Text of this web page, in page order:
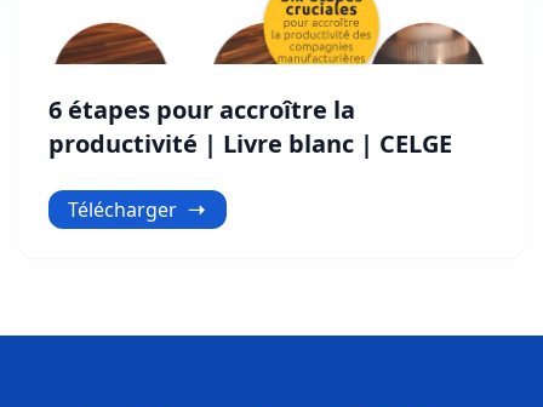
6 étapes pour accroître la
productivité | Livre blanc | CELGE
Télécharger